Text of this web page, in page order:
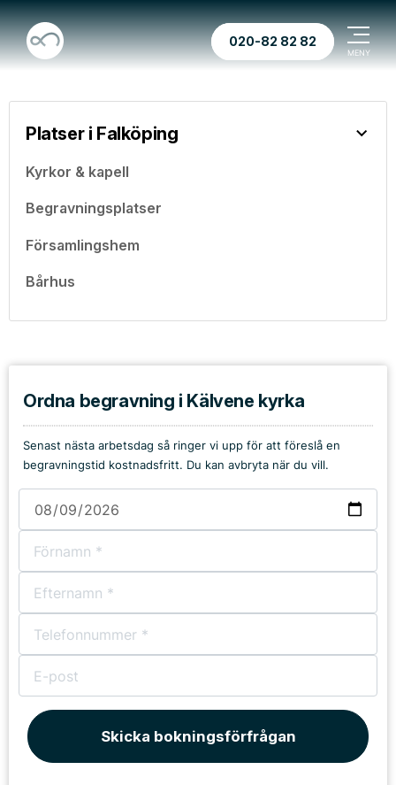
020-82 82 82
Platser i Falköping
Kyrkor & kapell
Begravningsplatser
Församlingshem
Bårhus
Ordna begravning i Kälvene kyrka
Senast nästa arbetsdag så ringer vi upp för att föreslå en
begravningstid kostnadsfritt. Du kan avbryta när du vill.
Skicka bokningsförfrågan